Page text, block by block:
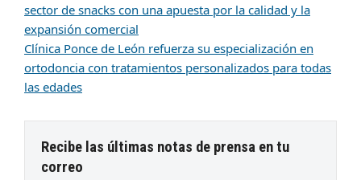
sector de snacks con una apuesta por la calidad y la
expansión comercial
Clínica Ponce de León refuerza su especialización en
ortodoncia con tratamientos personalizados para todas
las edades
Recibe las últimas notas de prensa en tu
correo